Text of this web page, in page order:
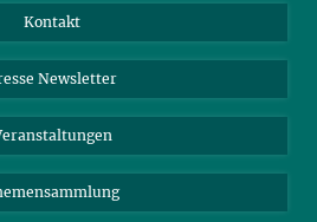
Kontakt
Newsletter